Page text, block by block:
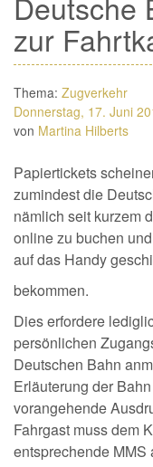
zur
Thema: Zugverkehr
Donnerstag, 17. Juni
von Martina Hilberts
Papiertickets
zumindest die
nämlich seit kurzem
online zu buchen
auf das Handy
bekommen.
Dies erfordere
persönlichen
Deutschen Bahn
Erläuterung der
vorangehende
Fahrgast muss dem
entsprechende